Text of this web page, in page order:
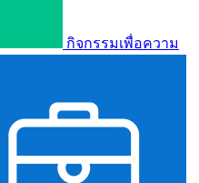
กิจกรรมเพื่อความ